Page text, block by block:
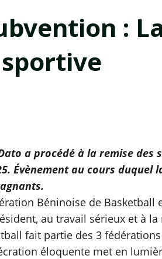
:
a procédé à la remise des
Évènement au cours duquel
Béninoise de Basketball
au travail sérieux et à
fait partie des 3
éloquente met en